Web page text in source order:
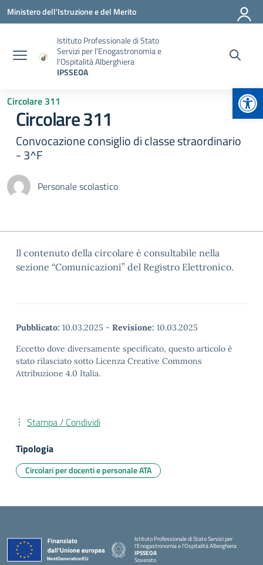
Vai ai contenuti
Vai al menu di navigazione
Vai al footer
Ministero dell'Istruzione e del Merito
Istituto Professionale di Stato
Servizi per l'Enogastronomia e
l'Ospitalità Alberghiera
IPSSEOA
Circolare 311
Circolare 311
Convocazione consiglio di classe straordinario
- 3^F
Personale scolastico
Il contenuto della circolare è consultabile nella
sezione “Comunicazioni” del Registro Elettronico.
Pubblicato: 10.03.2025 - Revisione: 10.03.2025
Eccetto dove diversamente specificato, questo articolo è
stato rilasciato sotto Licenza Creative Commons
Attribuzione 4.0 Italia.
Stampa / Condividi
Tipologia
Circolari per docenti e personale ATA
Istituto Professionale di Stato Servizi per
l'Enogastronomia e l'Ospitalità Alberghiera
IPSSEOA
Soverato